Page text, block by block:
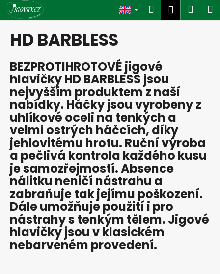
Skip
content
Search
Login
HD BARBLESS
BEZPROTIHROTOVÉ jigové
hlavičky HD BARBLESS jsou
nejvyšším produktem z naší
nabídky. Háčky jsou vyrobeny z
uhlíkové oceli na tenkých a
velmi ostrých háčcích, díky
jehlovitému hrotu. Ruční výroba
a pečlivá kontrola každého kusu
je samozřejmostí. Absence
nálitku neničí nástrahu a
zabraňuje tak jejímu poškození.
Dále umožňuje použití i pro
nástrahy s tenkým tělem. Jigové
hlavičky jsou v klasickém
nebarveném provedení.
C
a
h
a
t
a
r
e
y
o
u
l
o
o
k
i
n